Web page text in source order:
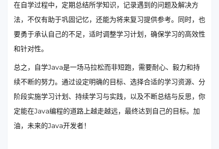
在自学过程中，定期总结所学知识，记录遇到的问题及解决方
法，不仅有助于巩固记忆，还能为将来复习提供参考。同时，也
要勇于承认自己的不足，适时调整学习计划，确保学习的高效性
和针对性。
总之，自学Java是一场马拉松而非短跑，需要耐心、毅力和持
续不断的努力。通过设定明确的目标、选择合适的学习资源、分
阶段实施学习计划、持续学习与实践，以及不断总结与反思，你
定能在Java编程的道路上越走越远，最终达到自己的目标。加
油，未来的Java开发者！